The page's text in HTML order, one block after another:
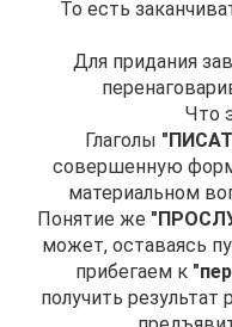
То есть
Для придания
Что
Глаголы
совершенную
материальном
Понятие же
может, оставаясь
прибегаем к
получить